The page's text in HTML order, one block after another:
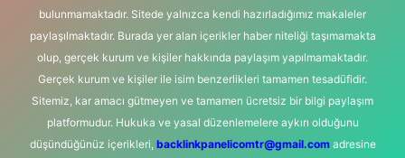
bulunmamaktadır. Sitede yalnızca kendi hazırladığımız makaleler
paylaşılmaktadır. Burada yer alan içerikler haber niteliği taşımamakta
olup, gerçek kurum ve kişiler hakkında paylaşım yapılmamaktadır.
Gerçek kurum ve kişiler ile isim benzerlikleri tamamen tesadüfidir.
Sitemiz, kar amacı gütmeyen ve tamamen ücretsiz bir bilgi paylaşım
platformudur. Hukuka ve yasal düzenlemelere aykırı olduğunu
düşündüğünüz içerikleri, backlinkpanelicomtr@gmail.comadresine